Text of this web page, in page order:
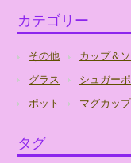
カテゴリー
その他 カップ＆
グラス
シュガー
ポット
マグカップ
タグ